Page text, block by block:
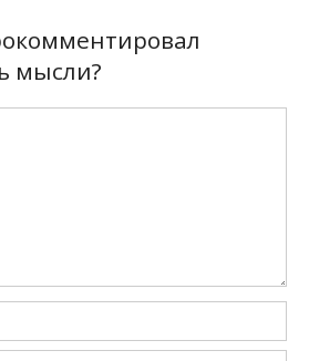
мысли?